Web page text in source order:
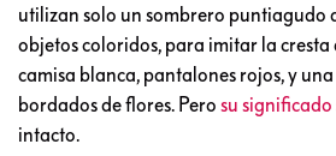
utilizan solo un sombrero puntiagudo
objetos coloridos, para imitar la cresta
camisa blanca, pantalones rojos, y
bordados de flores. Pero su significado
intacto.